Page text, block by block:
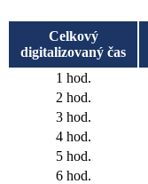
Celkový
digitalizovaný čas
1 hod.
2 hod.
3 hod.
4 hod.
5 hod.
6 hod.